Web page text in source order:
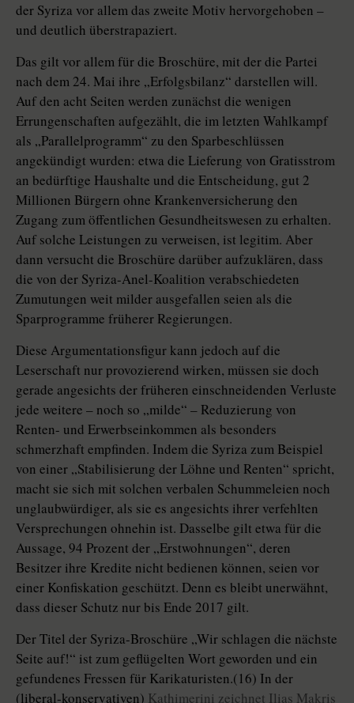
der Syriza vor allem das zweite Motiv hervorgehoben –
und deutlich überstrapaziert.
Das gilt vor allem für die Broschüre, mit der die Partei
nach dem 24. Mai ihre „Erfolgsbilanz“ darstellen will.
Auf den acht Seiten werden zunächst die wenigen
Errungenschaften aufgezählt, die im letzten Wahlkampf
als „Parallelprogramm“ zu den Sparbeschlüssen
angekündigt wurden: etwa die Lieferung von Gratisstrom
an bedürftige Haushalte und die Entscheidung, gut 2
Millionen Bürgern ohne Krankenversicherung den
Zugang zum öffentlichen Gesundheitswesen zu erhalten.
Auf solche Leistungen zu verweisen, ist legitim. Aber
dann versucht die Broschüre darüber aufzuklären, dass
die von der Syriza-Anel-Koalition verabschiedeten
Zumutungen weit milder ausgefallen seien als die
Sparprogramme früherer Regierungen.
Diese Argumentationsfigur kann jedoch auf die
Leserschaft nur provozierend wirken, müssen sie doch
gerade angesichts der früheren einschneidenden Verluste
jede weitere – noch so „milde“ – Reduzierung von
Renten- und Erwerbseinkommen als besonders
schmerzhaft empfinden. Indem die Syriza zum Beispiel
von einer „Stabilisierung der Löhne und Renten“ spricht,
macht sie sich mit solchen verbalen Schummeleien noch
unglaubwürdiger, als sie es angesichts ihrer verfehlten
Versprechungen ohnehin ist. Dasselbe gilt etwa für die
Aussage, 94 Prozent der „Erstwohnungen“, deren
Besitzer ihre Kredite nicht bedienen können, seien vor
einer Konfiskation geschützt. Denn es bleibt unerwähnt,
dass dieser Schutz nur bis Ende 2017 gilt.
Der Titel der Syriza-Broschüre „Wir schlagen die nächste
Seite auf!“ ist zum geflügelten Wort geworden und ein
gefundenes Fressen für Karikaturisten.(16) In der
(liberal-konservativen) Kathimerini zeichnet Ilias Makris